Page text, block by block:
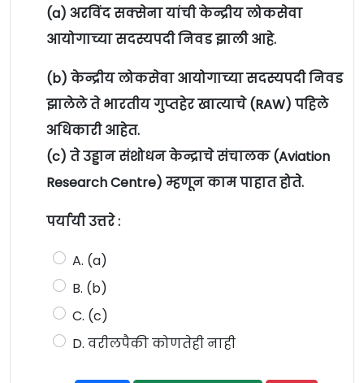
(a) अरविंद सक्सेना यांची केन्द्रीय लोकसेवा
आयोगाच्या सदस्यपदी निवड झाली आहे.
(b) केन्द्रीय लोकसेवा आयोगाच्या सदस्यपदी निवड
झालेले ते भारतीय गुप्तहेर खात्याचे (RAW) पहिले
अधिकारी आहेत.
(c) ते उड्डान संशोधन केन्द्राचे संचालक (Aviation
Research Centre) म्हणून काम पाहात होते.
पर्यायी उत्तरे :
A. (a)
B. (b)
C. (c)
D. वरीलपैकी कोणतेही नाही